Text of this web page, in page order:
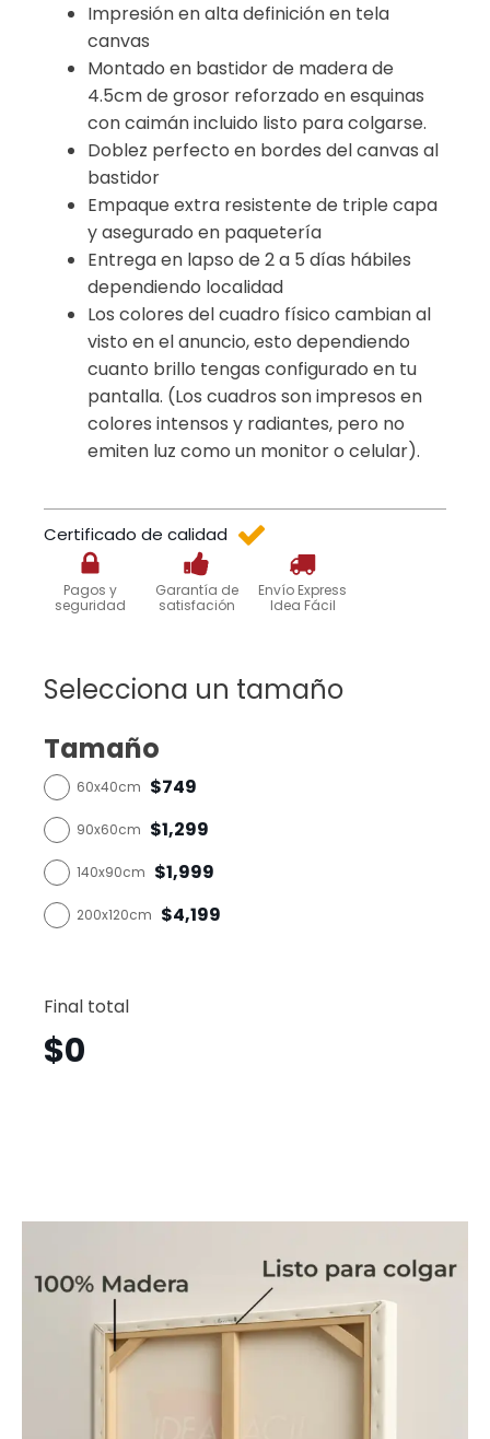
Impresión en alta definición en tela
canvas
Montado en bastidor de madera de
4.5cm de grosor reforzado en esquinas
con caimán incluido listo para colgarse.
Doblez perfecto en bordes del canvas al
bastidor
Empaque extra resistente de triple capa
y asegurado en paquetería
Entrega en lapso de 2 a 5 días hábiles
dependiendo localidad
Los colores del cuadro físico cambian al
visto en el anuncio, esto dependiendo
cuanto brillo tengas configurado en tu
pantalla. (Los cuadros son impresos en
colores intensos y radiantes, pero no
emiten luz como un monitor o celular).
Certificado de calidad
Pagos y
seguridad
Garantía de
satisfación
Envío Express
Idea Fácil
Selecciona un tamaño
Tamaño
60x40cm $749
90x60cm $1,299
140x90cm $1,999
200x120cm $4,199
Final total
$0